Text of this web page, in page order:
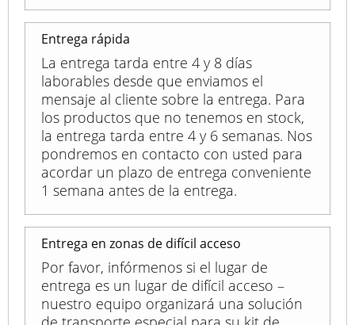
Entrega rápida
La entrega tarda entre 4 y 8 días
laborables desde que enviamos el
mensaje al cliente sobre la entrega. Para
los productos que no tenemos en stock,
la entrega tarda entre 4 y 6 semanas. Nos
pondremos en contacto con usted para
acordar un plazo de entrega conveniente
1 semana antes de la entrega.
Entrega en zonas de difícil acceso
Por favor, infórmenos si el lugar de
entrega es un lugar de difícil acceso –
nuestro equipo organizará una solución